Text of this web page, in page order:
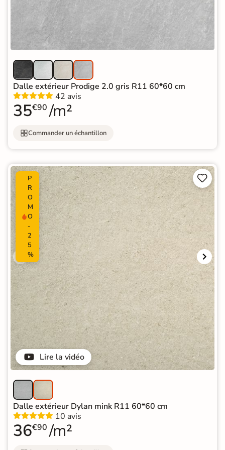
Dalle extérieur Prodige 2.0 gris R11 60*60 cm
42 avis
35€90 /m²
Commander un échantillon
Lire la vidéo
P
R
O
M
O
-
2
5
%


Dalle extérieur Dylan mink R11 60*60 cm
10 avis
36€90 /m²